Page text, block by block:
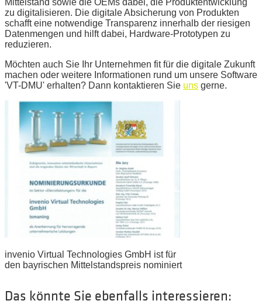
zu digitalisieren. Die digitale Absicherung von Produkten
schafft eine notwendige Transparenz innerhalb der riesigen
Datenmengen und hilft dabei, Hardware-Prototypen zu
reduzieren.
Möchten auch Sie Ihr Unternehmen fit für die digitale Zukunft
machen oder weitere Informationen rund um unsere Software
'VT-DMU' erhalten? Dann kontaktieren Sie uns gerne.
invenio Virtual Technologies GmbH ist für
den bayrischen Mittelstandspreis nominiert
Das könnte Sie ebenfalls interessieren: